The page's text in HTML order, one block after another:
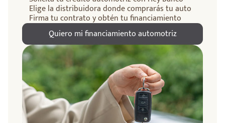
Elige la distribuidora donde comprarás tu auto
Firma tu contrato y obtén tu financiamiento
Quiero mi financiamiento automotriz